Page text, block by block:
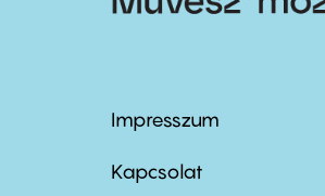
Footer
menu
Impresszum
Kapcsolat